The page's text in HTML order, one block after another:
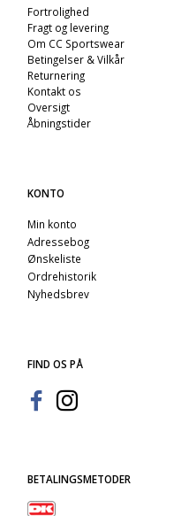
Fortrolighed
Fragt og levering
Om CC Sportswear
Betingelser & Vilkår
Returnering
Kontakt os
Oversigt
Åbningstider
KONTO
Min konto
Adressebog
Ønskeliste
Ordrehistorik
Nyhedsbrev
FIND OS PÅ
BETALINGSMETODER